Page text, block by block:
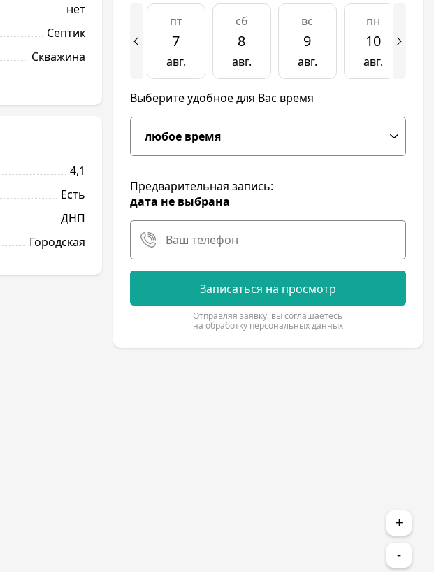
нет
Септик
Скважина
4,1
Есть
ДНП
Городская
пт
7
авг.
сб
8
авг.
вс
9
авг.
пн
10
авг.
Выберите удобное для Вас время
Предварительная запись:
дата не выбрана
Записаться на просмотр
Отправляя заявку, вы соглашаетесь
на обработку персональных данных
+
-